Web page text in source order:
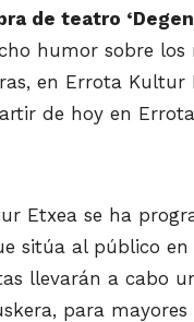
de teatro
humor sobre los
en Errota Kultur
de hoy en
Etxea se ha
sitúa al público
llevarán a cabo
para mayores